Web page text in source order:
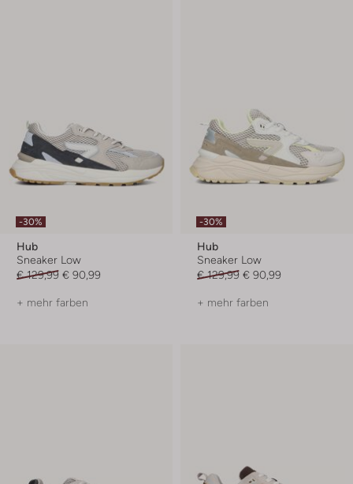
-30%
Hub
Sneaker Low
€ 129,99 € 90,99
+ mehr farben
-30%
Hub
Sneaker Low
€ 129,99 € 90,99
+ mehr farben